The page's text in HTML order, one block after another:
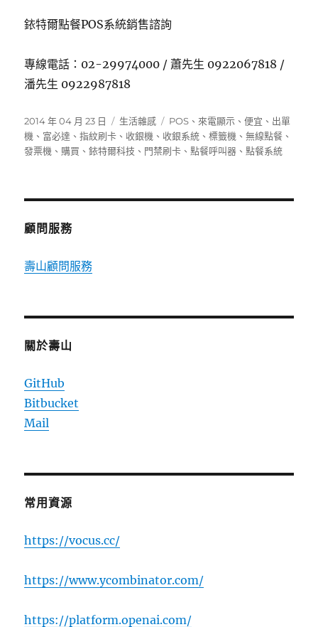
銥特爾點餐POS系統銷售諮詢
專線電話：02-29974000 / 蕭先生 0922067818 /
潘先生 0922987818
發
佈
日
2014 年 04 月 23 日
分
類
生活雜感
標
籤
POS 、 來電顯示 、便宜 、 出單
機 、 富必達 、指紋刷卡 、 收銀機 、 收銀系統 、標籤機 、無線點餐 、
發票機 、 購買 、銥特爾科技 、 門禁刷卡 、點餐呼叫器 、點餐系統
顧問服務
壽山顧問服務
關於壽山
GitHub
Bitbucket
Mail
常用資源
https://vocus.cc/
https://www.ycombinator.com/
https://platform.openai.com/